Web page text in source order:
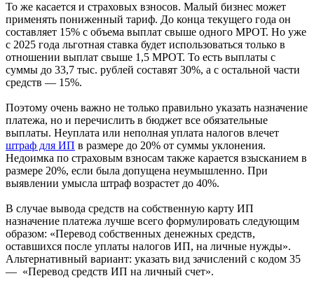
То же касается и страховых взносов. Малый бизнес может
применять пониженный тариф. До конца текущего года он
составляет 15% с объема выплат свыше одного МРОТ. Но уже
с 2025 года льготная ставка будет использоваться только в
отношении выплат свыше 1,5 МРОТ. То есть выплаты с
суммы до 33,7 тыс. рублей составят 30%, а с остальной части
средств — 15%.
Поэтому очень важно не только правильно указать назначение
платежа, но и перечислить в бюджет все обязательные
выплаты. Неуплата или неполная уплата налогов влечет
штраф для ИП в размере до 20% от суммы уклонения.
Недоимка по страховым взносам также карается взысканием в
размере 20%, если была допущена неумышленно. При
выявлении умысла штраф возрастет до 40%.
В случае вывода средств на собственную карту ИП
назначение платежа лучше всего формулировать следующим
образом: «Перевод собственных денежных средств,
оставшихся после уплаты налогов ИП, на личные нужды».
Альтернативный вариант: указать вид зачислений с кодом 35
— «Перевод средств ИП на личный счет».